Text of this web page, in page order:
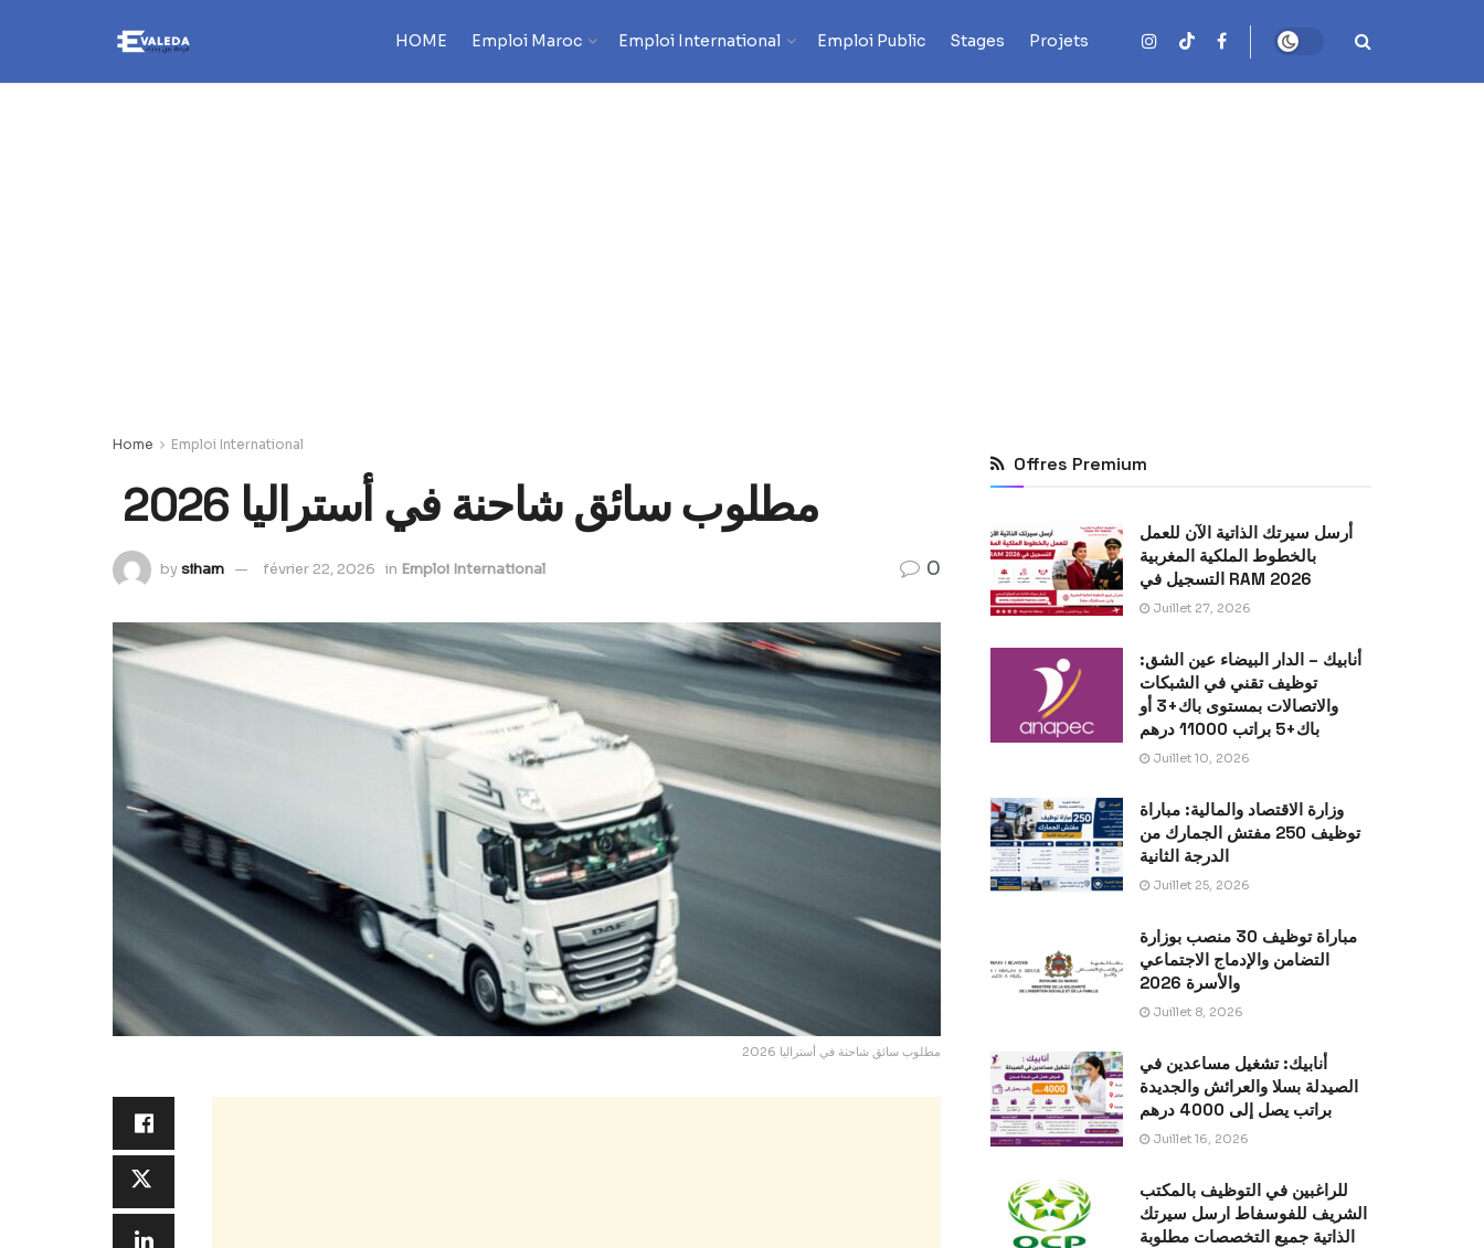
HOME Emploi Maroc Emploi International Emploi Public Stages Projets
Home Emploi International
مطلوب سائق شاحنة في أستراليا 2026
bysiham février 22, 2026 in Emploi International 0
مطلوب سائق شاحنة في أستراليا 2026
Offres Premium
أرسل سيرتك الذاتية الآن للعمل
بالخطوط الملكية المغربية
التسجيل في RAM 2026
Juillet 27, 2026
أنابيك – الدار البيضاء عين الشق:
توظيف تقني في الشبكات
والاتصالات بمستوى باك+3 أو
باك+5 براتب 11000 درهم
Juillet 10, 2026
وزارة الاقتصاد والمالية: مباراة
توظيف 250 مفتش الجمارك من
الدرجة الثانية
Juillet 25, 2026
مباراة توظيف 30 منصب بوزارة
التضامن والإدماج الاجتماعي
والأسرة 2026
Juillet 8, 2026
أنابيك: تشغيل مساعدين في
الصيدلة بسلا والعرائش والجديدة
براتب يصل إلى 4000 درهم
Juillet 16, 2026
للراغبين في التوظيف بالمكتب
الشريف للفوسفاط ارسل سيرتك
الذاتية جميع التخصصات مطلوبة